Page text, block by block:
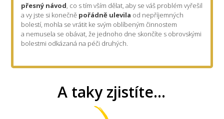
přesný návod, co s tím vším dělat, aby se váš problém vyřešil
a vy jste si konečně pořádně ulevila od nepříjemných
bolestí, mohla se vrátit ke svým oblíbeným činnostem
a nemusela se obávat, že jednoho dne skončíte s obrovskými
bolestmi odkázaná na péči druhých.
A taky zjistíte...